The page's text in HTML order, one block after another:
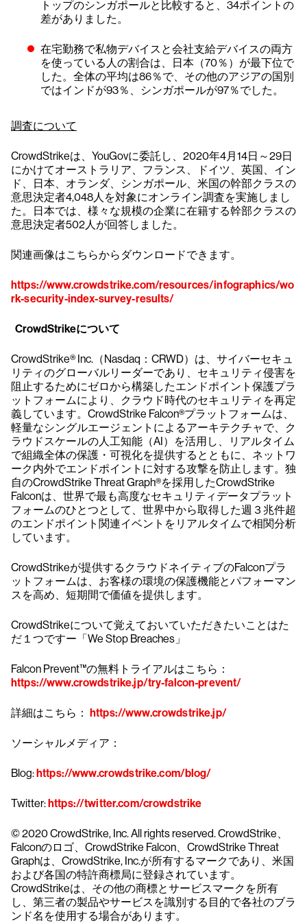
トップのシンガポールと比較すると、34ポイントの
差がありました。
在宅勤務で私物デバイスと会社支給デバイスの両方
を使っている人の割合は、日本（70％）が最下位で
した。全体の平均は86％で、その他のアジアの国別
ではインドが93％、シンガポールが97％でした。
調査について
CrowdStrikeは、YouGovに委託し、2020年4月14日～29日
にかけてオーストラリア、フランス、ドイツ、英国、イン
ド、日本、オランダ、シンガポール、米国の幹部クラスの
意思決定者4,048人を対象にオンライン調査を実施しまし
た。日本では、様々な規模の企業に在籍する幹部クラスの
意思決定者502人が回答しました。
関連画像はこちらからダウンロードできます。
https://www.crowdstrike.com/resources/infographics/wo
rk-security-index-survey-results/
CrowdStrikeについて
CrowdStrike® Inc.（Nasdaq：CRWD）は、サイバーセキュ
リティのグローバルリーダーであり、セキュリティ侵害を
阻止するためにゼロから構築したエンドポイント保護プラ
ットフォームにより、クラウド時代のセキュリティを再定
義しています。CrowdStrike Falcon®プラットフォームは、
軽量なシングルエージェントによるアーキテクチャで、ク
ラウドスケールの人工知能（AI）を活用し、リアルタイム
で組織全体の保護・可視化を提供するとともに、ネットワ
ーク内外でエンドポイントに対する攻撃を防止します。独
自のCrowdStrike Threat Graph®を採用したCrowdStrike
Falconは、世界で最も高度なセキュリティデータプラット
フォームのひとつとして、世界中から取得した週３兆件超
のエンドポイント関連イベントをリアルタイムで相関分析
しています。
CrowdStrikeが提供するクラウドネイティブのFalconプラ
ットフォームは、お客様の環境の保護機能とパフォーマン
スを高め、短期間で価値を提供します。
CrowdStrikeについて覚えておいていただきたいことはた
だ１つですー「We Stop Breaches」
Falcon Prevent™の無料トライアルはこちら：
https://www.crowdstrike.jp/try-falcon-prevent/
詳細はこちら： https://www.crowdstrike.jp/
ソーシャルメディア：
Blog:https://www.crowdstrike.com/blog/
Twitter:https://twitter.com/crowdstrike
© 2020 CrowdStrike, Inc. All rights reserved. CrowdStrike、
Falconのロゴ、CrowdStrike Falcon、CrowdStrike Threat
Graphは、CrowdStrike, Inc.が所有するマークであり、米国
および各国の特許商標局に登録されています。
CrowdStrikeは、その他の商標とサービスマークを所有
し、第三者の製品やサービスを識別する目的で各社のブラ
ンド名を使用する場合があります。